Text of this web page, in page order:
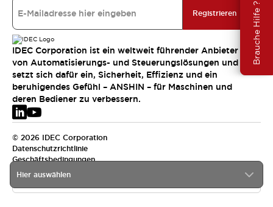
Brauche Hilfe ?
Hier auswählen
Registrieren
IDEC Corporation ist ein weltweit führender Anbieter
von Automatisierungs- und Steuerungslösungen und
setzt sich dafür ein, Sicherheit, Effizienz und ein
beruhigendes Gefühl – ANSHIN – für Maschinen und
deren Bediener zu verbessern.
© 2026 IDEC Corporation
Datenschutzrichtlinie
Geschäftsbedingungen
EMEA